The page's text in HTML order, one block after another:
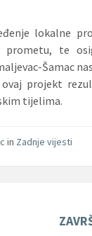
lokalne
te
Šamac
projekt
tijelima.
in Zadnje vijesti